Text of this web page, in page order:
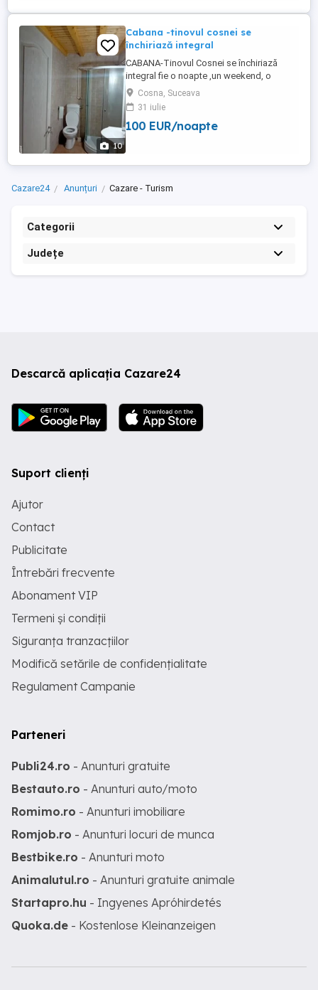
10
Cabana -tinovul cosnei se
închiriază integral
CABANA-Tinovul Cosnei se închiriază
integral fie o noapte ,un weekend, o
săptămână etc fiind amplasata langa
rezervatia naturala tinovul cosnei ,find
dotata și utilata pentru a petrece orice tip
de eveniment: zile
natura.avand o capacitate ...
Cosna, Suceava
31 iulie
100 EUR/noapte
Cazare24 Anunțuri Cazare - Turism
Categorii
Județe
Descarcă aplicația Cazare24
Suport clienți
Ajutor
Contact
Publicitate
Întrebări frecvente
Abonament VIP
Termeni și condiții
Siguranța tranzacțiilor
Modifică setările de confidențialitate
Regulament Campanie
Parteneri
Publi24.ro - Anunturi gratuite
Bestauto.ro - Anunturi auto/moto
Romimo.ro - Anunturi imobiliare
Romjob.ro - Anunturi locuri de munca
Bestbike.ro - Anunturi moto
Animalutul.ro - Anunturi gratuite animale
Startapro.hu - Ingyenes Apróhirdetés
Quoka.de - Kostenlose Kleinanzeigen